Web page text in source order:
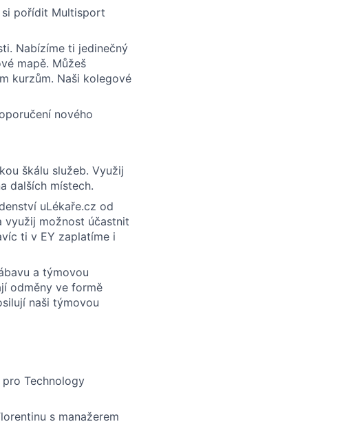
pořídit Multisport
Nabízíme ti jedinečný
mapě. Můžeš
kurzům. Naši kolegové
nového
škálu služeb. Využij
dalších místech.
uLékaře.cz od
využij možnost účastnit
ti v EY zaplatíme i
a týmovou
odměny ve formě
naši týmovou
pro Technology
s manažerem